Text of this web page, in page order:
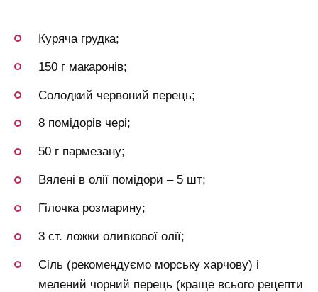
Куряча грудка;
150 г макаронів;
Солодкий червоний перець;
8 помідорів чері;
50 г пармезану;
Вялені в олії помідори – 5 шт;
Гілочка розмарину;
3 ст. ложки оливкової олії;
Сіль (рекомендуємо морську харчову) і
мелений чорний перець (краще всього рецепти